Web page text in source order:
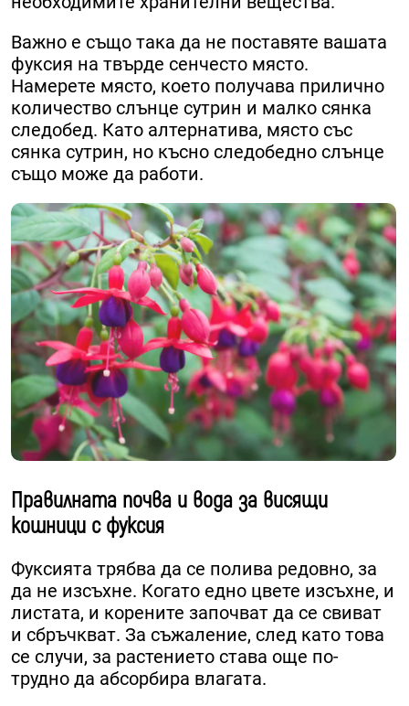
Важно е също така да не поставяте вашата
фуксия на твърде сенчесто място.
Намерете място, което получава прилично
количество слънце сутрин и малко сянка
следобед. Като алтернатива, място със
сянка сутрин, но късно следобедно слънце
също може да работи.
Правилната почва и вода за висящи
кошници с фуксия
Фуксията трябва да се полива редовно, за
да не изсъхне. Когато едно цвете изсъхне, и
листата, и корените започват да се свиват
и сбръчкват. За съжаление, след като това
се случи, за растението става още по-
трудно да абсорбира влагата.